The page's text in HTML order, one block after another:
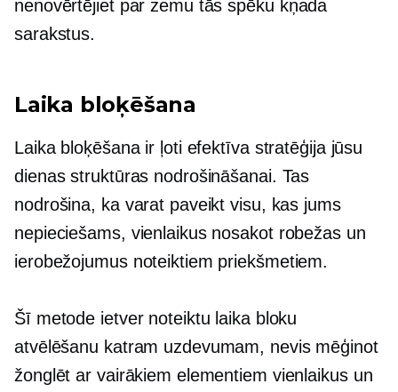
nenovērtējiet par zemu tās spēku kņada
sarakstus.
Laika bloķēšana
Laika bloķēšana ir ļoti efektīva stratēģija jūsu
dienas struktūras nodrošināšanai. Tas
nodrošina, ka varat paveikt visu, kas jums
nepieciešams, vienlaikus nosakot robežas un
ierobežojumus noteiktiem priekšmetiem.
Šī metode ietver noteiktu laika bloku
atvēlēšanu katram uzdevumam, nevis mēģinot
žonglēt ar vairākiem elementiem vienlaikus un